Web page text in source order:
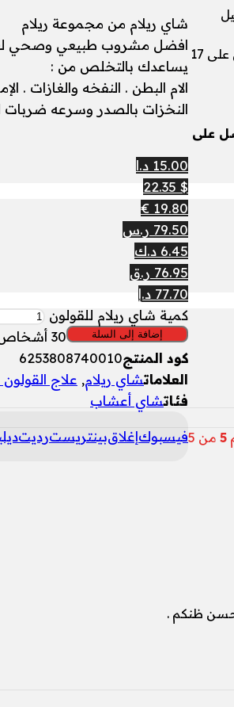
شاي ريلام من مجموعة ريلام
افضل مشروب طبيعي وصحي
يساعدك بالتخلص من :
⁦⁩الام البطن . ⁦⁩النفخه والغازات .
⁦⁩النخزات بالصدر وسرعه ضربات
15.00 د.ا
$ 22.35
19.80 €
79.50 ر.س
6.45 د.ك
76.95 ر.ق
77.70 د.إ
كمية شاي ريلام للقولون
إضافة إلى السلة 30 أشخاص
كود المنتج6253808740010
العلاماتشاي ريلام, علاج
فئاتشاي أعشاب
فيسبوكإغلاقبينتريسترديت
وكما يساهم شاي ريلام في تقوية جهاز المناعة بفضل مكوناته الطبيعية التي تحتوي على 17
على
5 من 5